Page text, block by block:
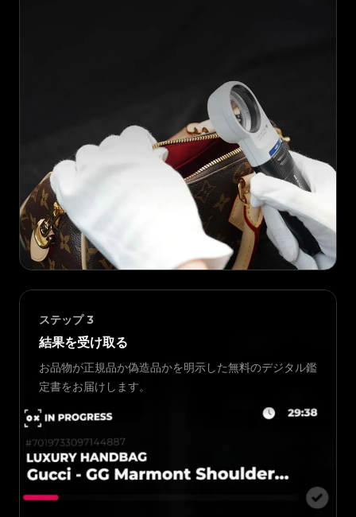
ステップ 3
結果を受け取る
お品物が正規品か偽造品かを明示した無料のデジタル鑑
定書をお届けします。